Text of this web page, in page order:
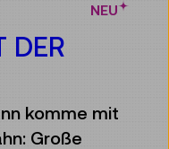
NEU
K
komme mit
Große